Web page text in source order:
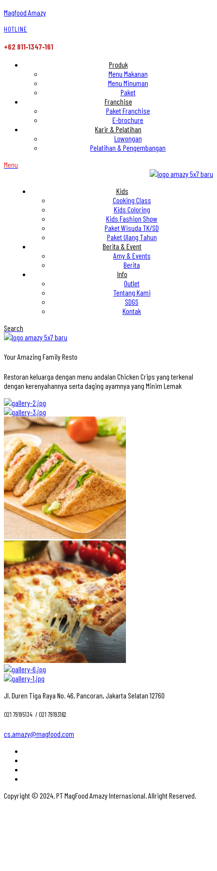
Magfood Amazy
HOTLINE
+62 811‑1347‑161
Produk
Menu Makanan
Menu Minuman
Paket
Franchise
Paket Franchise
E-brochure
Karir & Pelatihan
Lowongan
Pelatihan & Pengembangan
Menu
Kids
Cooking Class
Kids Coloring
Kids Fashion Show
Paket Wisuda TK/SD
Paket Ulang Tahun
Berita & Event
Amy & Events
Berita
Info
Outlet
Tentang Kami
SDGS
Kontak
Search
Your Amazing Family Resto
Restoran keluarga dengan menu andalan Chicken Crips yang terkenal
dengan kerenyahannya serta daging ayamnya yang Minim Lemak
Jl. Duren Tiga Raya No. 46, Pancoran, Jakarta Selatan 12760
021 79195134 ‎ / 021 79193162
cs.amazy@magfood.com
Copyright © 2024. PT MagFood Amazy Internasional. Allright Reserved.